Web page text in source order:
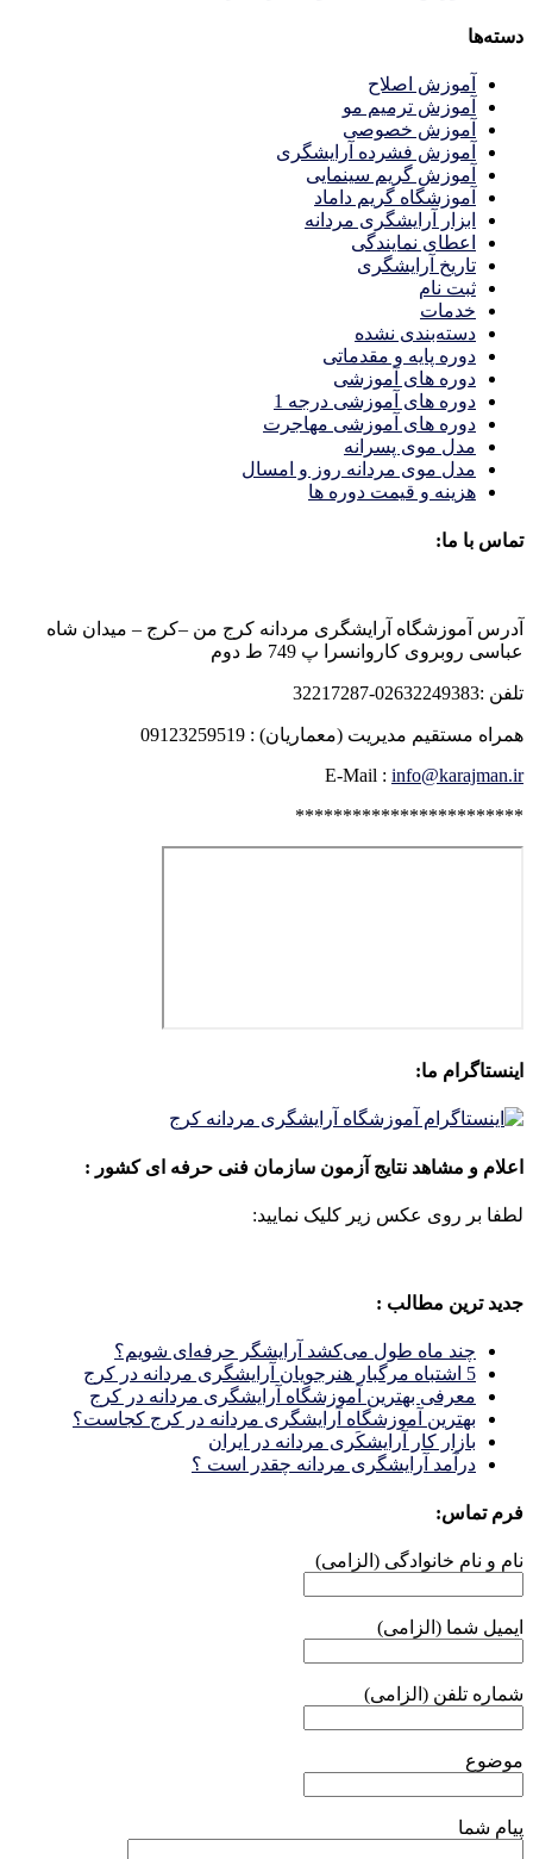
دسته‌ها
آموزش اصلاح
آموزش ترمیم مو
آموزش خصوصی
آموزش فشرده آرایشگری
آموزش گریم سینمایی
آموزشگاه گریم داماد
ابزار آرایشگری مردانه
اعطای نمایندگی
تاریخ آرایشگری
ثبت نام
خدمات
دسته‌بندی نشده
دوره پایه و مقدماتی
دوره های آموزشی
دوره های آموزشی درجه 1
دوره های آموزشی مهاجرت
مدل موی پسرانه
مدل موی مردانه روز و امسال
هزینه و قیمت دوره ها
تماس با ما:
آدرس آموزشگاه آرایشگری مردانه کرج من –کرج – میدان شاه
عباسی روبروی کاروانسرا پ 749 ط دوم
تلفن :02632249383-32217287
همراه مستقیم مدیریت (معماریان) : 09123259519
E-Mail : info@karajman.ir
************************
اینستاگرام ما:
اعلام و مشاهد نتایج آزمون سازمان فنی حرفه ای کشور :
لطفا بر روی عکس زیر کلیک نمایید:
جدید ترین مطالب :
چند ماه طول می‌کشد آرایشگر حرفه‌ای شویم؟
5 اشتباه مرگبار هنرجویان آرایشگری مردانه در کرج
معرفی بهترین آموزشگاه آرایشگری مردانه در کرج
بهترین آموزشگاه آرایشگری مردانه در کرج کجاست؟
بازار كار آرايشكَرى مردانه در ايران
درآمد آرایشگری مردانه چقدر است ؟
فرم تماس:
نام و نام خانوادگی (الزامی)
ایمیل شما (الزامی)
شماره تلفن (الزامی)
موضوع
پیام شما